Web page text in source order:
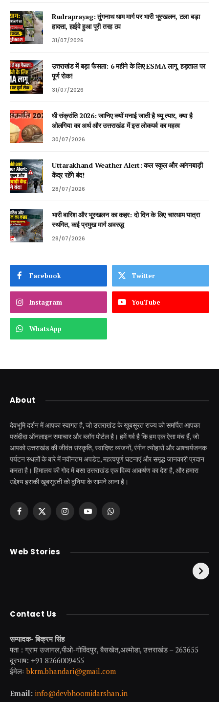
Rudraprayag: तुंगनाथ धाम मार्ग पर भारी भूस्खलन, टला बड़ा
हादसा, हाईवे हुआ पूरी तरह ठप
31/07/2026
उत्तराखंड में बड़ा फैसला: 6 महीने के लिए ESMA लागू, हड़ताल पर
पूर्ण रोक!
31/07/2026
घी संक्रांति 2026: जानिए क्यों मनाई जाती है घ्यू त्यार, क्या है
ओलगिया का अर्थ और उत्तराखंड में इस लोकपर्व का महत्व
30/07/2026
Uttarakhand Weather Alert: कल स्कूल और आंगनबाड़ी
केंद्र रहेंगे बंद!
28/07/2026
भारी बारिश और भूस्खलन का कहर: दो दिन के लिए चारधाम यात्रा
स्थगित, कई प्रमुख मार्ग अवरुद्ध
28/07/2026
Facebook Twitter
Instagram YouTube
WhatsApp
About
देवभूमि दर्शन में आपका स्वागत है, जो उत्तराखंड के खूबसूरत राज्य को समर्पित आपका
पसंदीदा ऑनलाइन समाचार और ब्लॉग पोर्टल है। हमें गर्व है कि हम एक ऐसा मंच हैं, जो
आपको उत्तराखंड की जीवंत संस्कृति, स्वादिष्ट व्यंजनों, रंगीन त्योहारों और आश्चर्यजनक
पर्यटन स्थलों के बारे में नवीनतम अपडेट, महत्वपूर्ण घटनाएं और समृद्ध जानकारी प्रदान
करता है। हिमालय की गोद में बसा उत्तराखंड एक दिव्य आकर्षण का देश है, और हमारा
उद्देश्य इसकी खूबसूरती को दुनिया के सामने लाना है।
Facebook
X
InstagramYouTubeWhatsApp
Web Stories
केदारनाथ से पहले होती है
उत्तराखंड की एक ऐसी
Contact Us
सम्पादक- बिक्रम सिंह
पता : ग्राम उजागल,पीओ-गोविंदपुर, बैसखेत,अल्मोडा, उत्तराखंड – 263655
दूरभाष: +91 8266009455
ईमेलःbkrm.bhandari@gmail.com
Email: info@devbhoomidarshan.in